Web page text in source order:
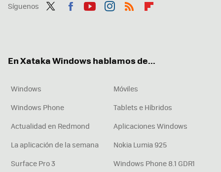
Síguenos
En Xataka Windows hablamos de...
Windows
Móviles
Windows Phone
Tablets e Híbridos
Actualidad en Redmond
Aplicaciones Windows
La aplicación de la semana
Nokia Lumia 925
Surface Pro 3
Windows Phone 8.1 GDR1